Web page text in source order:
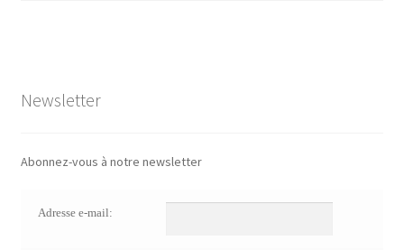
Newsletter
Abonnez-vous à notre newsletter
Adresse e-mail: